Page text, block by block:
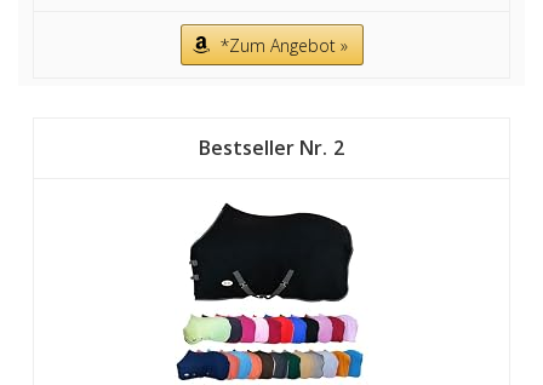
*Zum Angebot »
2